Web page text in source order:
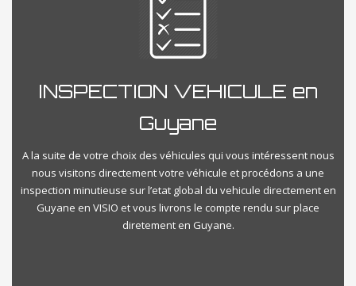
INSPECTION VEHICULE en
Guyane
A la suite de votre choix des véhicules qui vous intéressent nous
nous visitons directement votre véhicule et procédons a une
inspection minutieuse sur l’etat global du vehicule directement en
Guyane en VISIO et vous livrons le compte rendu sur place
diretement en Guyane.